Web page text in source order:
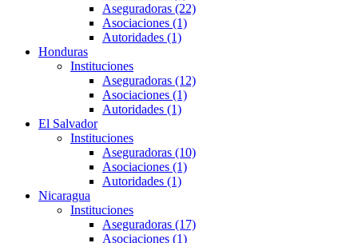
Aseguradoras (22)
Asociaciones (1)
Autoridades (1)
Honduras
Instituciones
Aseguradoras (12)
Asociaciones (1)
Autoridades (1)
El Salvador
Instituciones
Aseguradoras (10)
Asociaciones (1)
Autoridades (1)
Nicaragua
Instituciones
Aseguradoras (17)
Asociaciones (1)